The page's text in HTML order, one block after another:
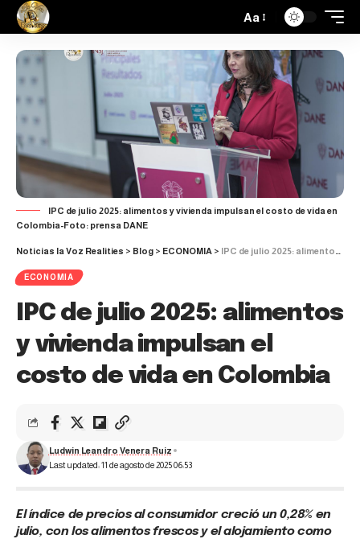
Aa
IPC de julio 2025: alimentos y vivienda impulsan el costo de vida en
Colombia-Foto: prensa DANE
Noticias la Voz Realities > Blog > ECONOMIA > IPC de julio 2025: alimentos y vivienda impulsan el costo de vida en Colombia
ECONOMIA
IPC de julio 2025: alimentos
y vivienda impulsan el
costo de vida en Colombia
Last updated: 11 de agosto de 2025 06:53
Ludwin Leandro Venera Ruiz
El índice de precios al consumidor creció un 0,28% en
julio, con los alimentos frescos y el alojamiento como